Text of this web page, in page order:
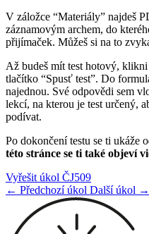
V záložce “Materiály” najdeš
záznamovým archem, do
přijímaček. Můžeš si na to
Až budeš mít test hotový,
tlačítko “Spusť test”. Do
najednou. Své odpovědi sem
lekcí, na kterou je test určený,
podívat.
Po dokončení testu se ti ukáže
této stránce se ti také objeví
Vyřešit úkol ČJ509
← Předchozí úkol Další úkol →